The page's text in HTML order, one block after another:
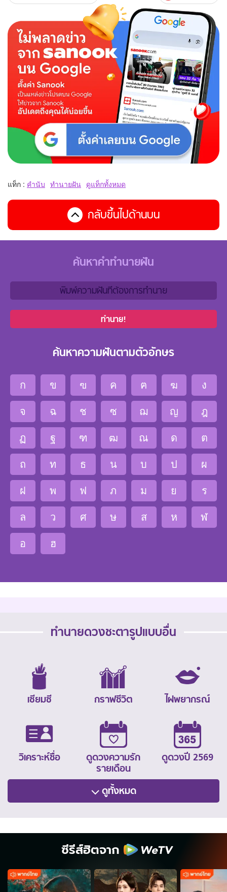
แท็ก : คำนับ ทำนายฝัน ดูแท็กทั้งหมด
กลับขึ้นไปด้านบน
ค้นหาคำทำนายฝัน
ทำนาย!
ค้นหาความฝันตามตัวอักษร
ก ข ฃ ค ฅ ฆ
ง
จ
ฉ ช ซ ฌ ญ
ฎ
ฏ
ฐ ฑ ฒ ณ ด
ต
ถ
ท ธ น บ ป
ผ
ฝ
พ ฟ ภ ม ย
ร
ล
ว ศ ษ ส ห
ฬ
อ
ฮ
ทำนายดวงชะตารูปแบบอื่น
เซียมซี กราฟชีวิต ไฝพยากรณ์
วิเคราะห์ชื่อ
ดูดวงความรัก
รายเดือน
ดูดวงปี 2569
ดูทั้งหมด
ซีรีส์ฮิตจาก